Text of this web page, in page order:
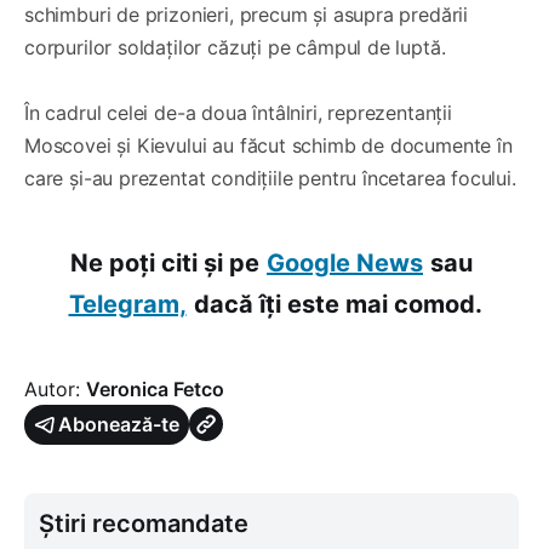
schimburi de prizonieri, precum și asupra predării
corpurilor soldaților căzuți pe câmpul de luptă.
În cadrul celei de-a doua întâlniri, reprezentanții
Moscovei și Kievului au făcut schimb de documente în
care și-au prezentat condițiile pentru încetarea focului.
Ne poți citi și pe Google News sau
Telegram, dacă îți este mai comod.
Autor: Veronica Fetco
Abonează-te
Știri recomandate